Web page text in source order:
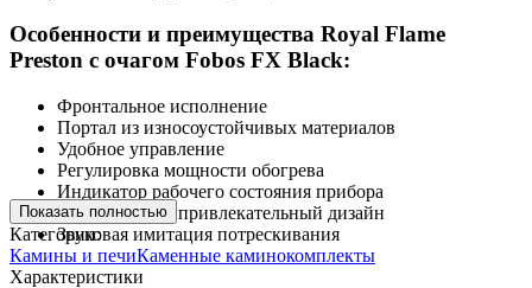
Особенности и преимущества Royal Flame
Preston с очагом Fobos FX Black:
Фронтальное исполнение
Портал из износоустойчивых материалов
Удобное управление
Регулировка мощности обогрева
Индикатор рабочего состояния прибора
Эстетичный и привлекательный дизайн
Звуковая имитация потрескивания
Показать полностью
Категории:
Камины и печиКаменные каминокомплекты
Характеристики